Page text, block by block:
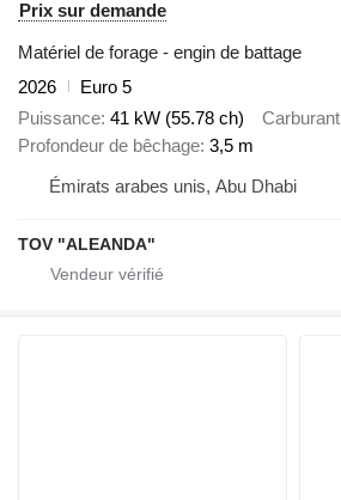
Prix sur demande
Matériel de forage - engin de battage
2026
Euro 5
Puissance 41 kW (55.78 ch) Carburant
Profondeur de bêchage 3,5 m
Émirats arabes unis, Abu Dhabi
TOV "ALEANDA"